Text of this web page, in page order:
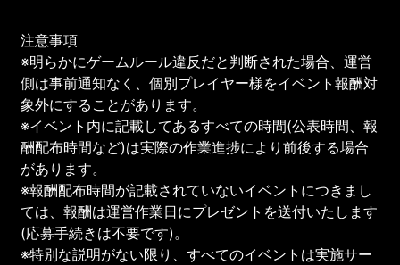
注意事項
※明らかにゲームルール違反だと判断された場合、運営
側は事前通知なく、個別プレイヤー様をイベント報酬対
象外にすることがあります。
※イベント内に記載してあるすべての時間(公表時間、報
酬配布時間など)は実際の作業進捗により前後する場合
があります。
※報酬配布時間が記載されていないイベントにつきまし
ては、報酬は運営作業日にプレゼントを送付いたします
(応募手続きは不要です)。
※特別な説明がない限り、すべてのイベントは実施サー